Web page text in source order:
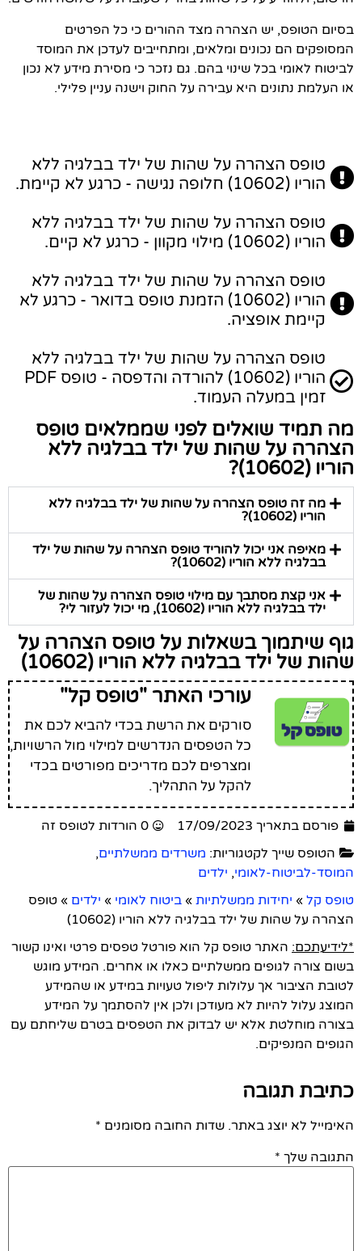
בסיום הטופס, יש הצהרה מצד ההורים כי כל הפרטים
המסופקים הם נכונים ומלאים, ומתחייבים לעדכן את המוסד
לביטוח לאומי בכל שינוי בהם. גם נזכר כי מסירת מידע לא נכון
או העלמת נתונים היא עבירה על החוק וישנה עניין פלילי.
טופס הצהרה על שהות של ילד בבלגיה ללא
הוריו (10602) חלופה נגישה - כרגע לא קיימת.
טופס הצהרה על שהות של ילד בבלגיה ללא
הוריו (10602) מילוי מקוון - כרגע לא קיים.
טופס הצהרה על שהות של ילד בבלגיה ללא
הוריו (10602) הזמנת טופס בדואר - כרגע לא
קיימת אופציה.
טופס הצהרה על שהות של ילד בבלגיה ללא
הוריו (10602) להורדה והדפסה - טופס PDF
זמין במעלה העמוד.
מה תמיד שואלים לפני שממלאים טופס
הצהרה על שהות של ילד בבלגיה ללא
הוריו (10602)?
מה זה טופס הצהרה על שהות של ילד בבלגיה ללא
הוריו (10602)?
מאיפה אני יכול להוריד טופס הצהרה על שהות של ילד
בבלגיה ללא הוריו (10602)?
אני קצת מסתבך עם מילוי טופס הצהרה על שהות של
ילד בבלגיה ללא הוריו (10602), מי יכול לעזור לי?
גוף שיתמוך בשאלות על טופס הצהרה על
שהות של ילד בבלגיה ללא הוריו (10602)
עורכי האתר "טופס קל"
סורקים את הרשת בכדי להביא לכם את
כל הטפסים הנדרשים למילוי מול הרשויות,
ומצרפים לכם מדריכים מפורטים בכדי
להקל על התהליך.
פורסם בתאריך 17/09/2023
0 הורדות לטופס זה
הטופס שייך לקטגוריות: משרדים ממשלתיים,
המוסד-לביטוח-לאומי, ילדים
טופס קל » יחידות ממשלתיות » ביטוח לאומי » ילדים » טופס
הצהרה על שהות של ילד בבלגיה ללא הוריו (10602)
*לידיעתכם: האתר טופס קל הוא פורטל טפסים פרטי ואינו קשור
בשום צורה לגופים ממשלתיים כאלו או אחרים. המידע מוגש
לטובת הציבור אך עלולות ליפול טעויות במידע או שהמידע
המוצג עלול להיות לא מעודכן ולכן אין להסתמך על המידע
בצורה מוחלטת אלא יש לבדוק את הטפסים בטרם שליחתם עם
הגופים המנפיקים.
כתיבת תגובה
האימייל לא יוצג באתר. שדות החובה מסומנים *
התגובה שלך *